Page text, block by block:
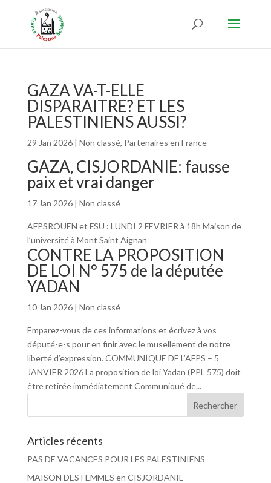
GAZA VA-T-ELLE
DISPARAITRE? ET LES
PALESTINIENS AUSSI?
29 Jan 2026| Non classé, Partenaires en France
GAZA, CISJORDANIE: fausse
paix et vrai danger
17 Jan 2026| Non classé
AFPSROUEN et FSU : LUNDI 2 FEVRIER à 18h Maison de
l’université à Mont Saint Aignan
CONTRE LA PROPOSITION
DE LOI N° 575 de la députée
YADAN
10 Jan 2026| Non classé
Emparez-vous de ces informations et écrivez à vos
député-e-s pour en finir avec le musellement de notre
liberté d’expression. COMMUNIQUE DE L’AFPS – 5
JANVIER 2026 La proposition de loi Yadan (PPL 575) doit
être retirée immédiatement Communiqué de...
Articles récents
PAS DE VACANCES POUR LES PALESTINIENS
MAISON DES FEMMES en CISJORDANIE